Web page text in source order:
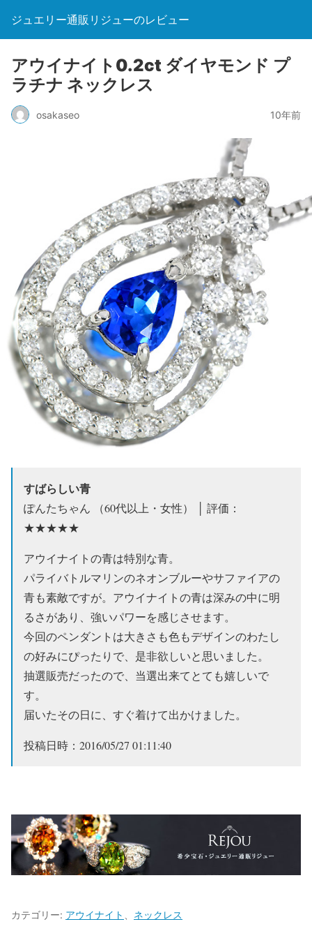
ジュエリー通販リジューのレビュー
アウイナイト0.2ct ダイヤモンド プ
ラチナ ネックレス
osakaseo 10年前
すばらしい青
ぽんたちゃん （60代以上・女性） │ 評価：
★★★★★
アウイナイトの青は特別な青。
パライバトルマリンのネオンブルーやサファイアの
青も素敵ですが。アウイナイトの青は深みの中に明
るさがあり、強いパワーを感じさせます。
今回のペンダントは大きさも色もデザインのわたし
の好みにぴったりで、是非欲しいと思いました。
抽選販売だったので、当選出来てとても嬉しいで
す。
届いたその日に、すぐ着けて出かけました。
投稿日時：2016/05/27 01:11:40
カテゴリー: アウイナイト ネックレス